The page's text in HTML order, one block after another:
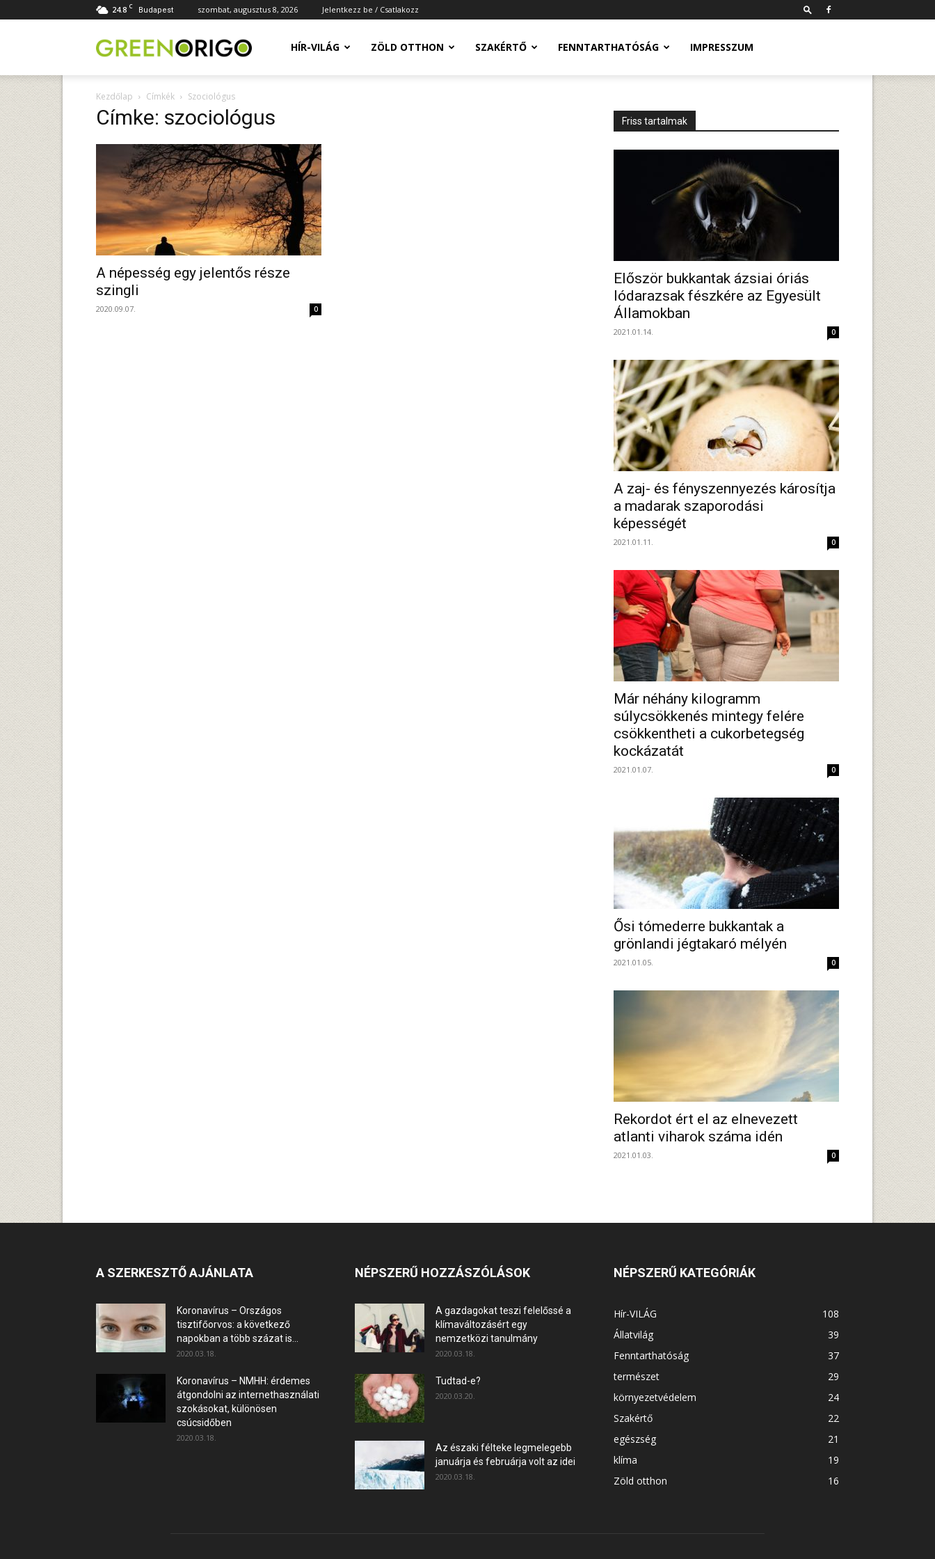
24.8 C Budapest szombat, augusztus 8, 2026 Jelentkezz be / Csatlakozz
Green
portál
HÍR-VILÁG ZÖLD OTTHON SZAKÉRTŐ FENNTARTHATÓSÁG IMPRESSZUM
Kezdőlap Címkék Szociológus
Címke: szociológus
A népesség egy jelentős része
szingli
2020.09.07. 0
Friss tartalmak
Először bukkantak ázsiai óriás
lódarazsak fészkére az Egyesült
Államokban
2021.01.14. 0
A zaj- és fényszennyezés károsítja
a madarak szaporodási
képességét
2021.01.11. 0
Már néhány kilogramm
súlycsökkenés mintegy felére
csökkentheti a cukorbetegség
kockázatát
2021.01.07. 0
Ősi tómederre bukkantak a
grönlandi jégtakaró mélyén
2021.01.05. 0
Rekordot ért el az elnevezett
atlanti viharok száma idén
2021.01.03. 0
A SZERKESZTŐ AJÁNLATA
Koronavírus – Országos
tisztifőorvos: a következő
napokban a több százat is...
2020.03.18.
Koronavírus – NMHH: érdemes
átgondolni az internethasználati
szokásokat, különösen
csúcsidőben
2020.03.18.
NÉPSZERŰ HOZZÁSZÓLÁSOK
A gazdagokat teszi felelőssé a
klímaváltozásért egy
nemzetközi tanulmány
2020.03.18.
Tudtad-e?
2020.03.20.
Az északi félteke legmelegebb
januárja és februárja volt az idei
2020.03.18.
NÉPSZERŰ KATEGÓRIÁK
Hír-VILÁG
108
Állatvilág
39
Fenntarthatóság
37
természet
29
környezetvédelem
24
Szakértő
22
egészség
21
klíma
19
Zöld otthon
16